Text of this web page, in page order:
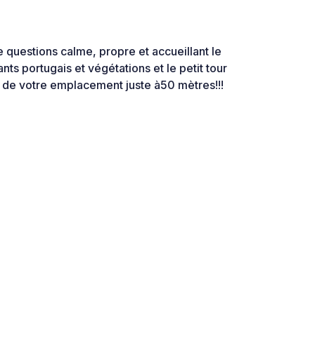
questions calme, propre et accueillant le
portugais et végétations et le petit tour
votre emplacement juste à50 mètres!!!